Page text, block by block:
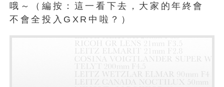
哦～（編按：這一看下去，大家的年終會
不會全投入GXR中啦？）